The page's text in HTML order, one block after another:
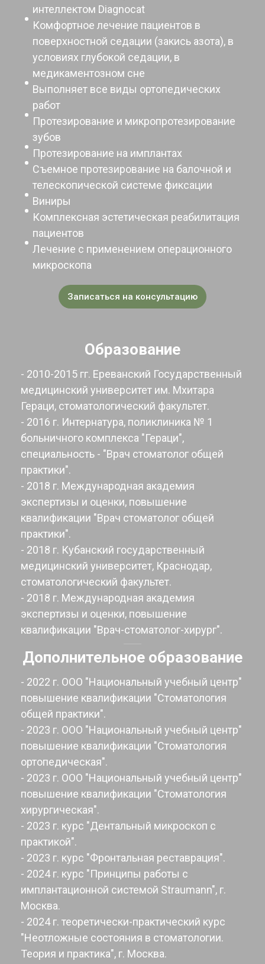
интеллектом Diagnocat
Комфортное лечение пациентов в
поверхностной седации (закись азота), в
условиях глубокой седации, в
медикаментозном сне
Выполняет все виды ортопедических
работ
Протезирование и микропротезирование
зубов
Протезирование на имплантах
Съемное протезирование на балочной и
телескопической системе фиксации
Виниры
Комплексная эстетическая реабилитация
пациентов
Лечение с применением операционного
микроскопа
Записаться на консультацию
Образование
- 2010-2015 гг. Ереванский Государственный
медицинский университет им. Мхитара
Гераци, стоматологический факультет.
- 2016 г. Интернатура, поликлиника № 1
больничного комплекса "Гераци",
специальность - "Врач стоматолог общей
практики".
- 2018 г. Международная академия
экспертизы и оценки, повышение
квалификации "Врач стоматолог общей
практики".
- 2018 г. Кубанский государственный
медицинский университет, Краснодар,
стоматологический факультет.
- 2018 г. Международная академия
экспертизы и оценки, повышение
квалификации "Врач-стоматолог-хирург".
Дополнительное образование
- 2022 г. ООО "Национальный учебный центр"
повышение квалификации "Стоматология
общей практики".
- 2023 г. ООО "Национальный учебный центр"
повышение квалификации "Стоматология
ортопедическая".
- 2023 г. ООО "Национальный учебный центр"
повышение квалификации "Стоматология
хирургическая".
- 2023 г. курс "Дентальный микроскоп с
практикой".
- 2023 г. курс "Фронтальная реставрация".
- 2024 г. курс "Принципы работы с
имплантационной системой Straumann", г.
Москва.
- 2024 г. теоретически-практический курс
"Неотложные состояния в стоматологии.
Теория и практика", г. Москва.